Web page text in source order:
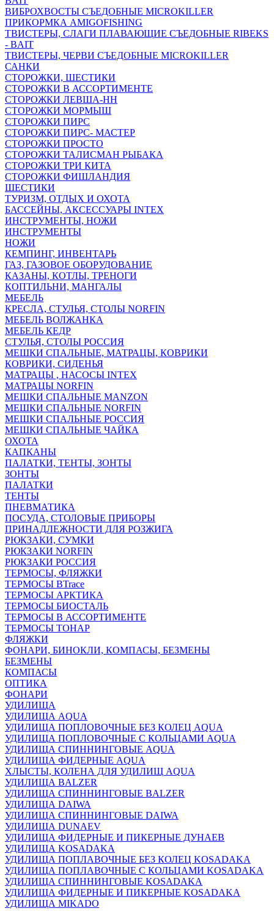
ВИБРОХВОСТЫ СЪЕДОБНЫЕ MICROKILLER
ПРИКОРМКА AMIGOFISHING
ТВИСТЕРЫ, СЛАГИ ПЛАВАЮЩИЕ СЪЕДОБНЫЕ RIBEKS
- BAIT
ТВИСТЕРЫ, ЧЕРВИ СЪЕДОБНЫЕ MICROKILLER
САНКИ
СТОРОЖКИ, ШЕСТИКИ
СТОРОЖКИ В АССОРТИМЕНТЕ
СТОРОЖКИ ЛЕВША-НН
СТОРОЖКИ МОРМЫШ
СТОРОЖКИ ПИРС
СТОРОЖКИ ПИРС- МАСТЕР
СТОРОЖКИ ПРОСТО
СТОРОЖКИ ТАЛИСМАН РЫБАКА
СТОРОЖКИ ТРИ КИТА
СТОРОЖКИ ФИШЛАНДИЯ
ШЕСТИКИ
ТУРИЗМ, ОТДЫХ И ОХОТА
БАССЕЙНЫ, АКСЕССУАРЫ INTEX
ИНСТРУМЕНТЫ, НОЖИ
ИНСТРУМЕНТЫ
НОЖИ
КЕМПИНГ, ИНВЕНТАРЬ
ГАЗ, ГАЗОВОЕ ОБОРУДОВАНИЕ
КАЗАНЫ, КОТЛЫ, ТРЕНОГИ
КОПТИЛЬНИ, МАНГАЛЫ
МЕБЕЛЬ
КРЕСЛА, СТУЛЬЯ, СТОЛЫ NORFIN
МЕБЕЛЬ ВОЛЖАНКА
МЕБЕЛЬ КЕДР
СТУЛЬЯ, СТОЛЫ РОССИЯ
МЕШКИ СПАЛЬНЫЕ, МАТРАЦЫ, КОВРИКИ
КОВРИКИ, СИДЕНЬЯ
МАТРАЦЫ , НАСОСЫ INTEX
МАТРАЦЫ NORFIN
МЕШКИ СПАЛЬНЫЕ MANZON
МЕШКИ СПАЛЬНЫЕ NORFIN
МЕШКИ СПАЛЬНЫЕ РОССИЯ
МЕШКИ СПАЛЬНЫЕ ЧАЙКА
ОХОТА
КАПКАНЫ
ПАЛАТКИ, ТЕНТЫ, ЗОНТЫ
ЗОНТЫ
ПАЛАТКИ
ТЕНТЫ
ПНЕВМАТИКА
ПОСУДА, СТОЛОВЫЕ ПРИБОРЫ
ПРИНАДЛЕЖНОСТИ ДЛЯ РОЗЖИГА
РЮКЗАКИ, СУМКИ
РЮКЗАКИ NORFIN
РЮКЗАКИ РОССИЯ
ТЕРМОСЫ, ФЛЯЖКИ
ТЕРМОСЫ BTrace
ТЕРМОСЫ АРКТИКА
ТЕРМОСЫ БИОСТАЛЬ
ТЕРМОСЫ В АССОРТИМЕНТЕ
ТЕРМОСЫ ТОНАР
ФЛЯЖКИ
ФОНАРИ, БИНОКЛИ, КОМПАСЫ, БЕЗМЕНЫ
БЕЗМЕНЫ
КОМПАСЫ
ОПТИКА
ФОНАРИ
УДИЛИЩА
УДИЛИЩА AQUA
УДИЛИЩА ПОПЛОВОЧНЫЕ БЕЗ КОЛЕЦ AQUA
УДИЛИЩА ПОПЛОВОЧНЫЕ С КОЛЬЦАМИ AQUA
УДИЛИЩА СПИННИНГОВЫЕ AQUA
УДИЛИЩА ФИДЕРНЫЕ AQUA
ХЛЫСТЫ, КОЛЕНА ДЛЯ УДИЛИЩ AQUA
УДИЛИЩА BALZER
УДИЛИЩА СПИННИНГОВЫЕ BALZER
УДИЛИЩА DAIWA
УДИЛИЩА СПИННИНГОВЫЕ DAIWA
УДИЛИЩА DUNAEV
УДИЛИЩА ФИДЕРНЫЕ И ПИКЕРНЫЕ ДУНАЕВ
УДИЛИЩА KOSADAKA
УДИЛИЩА ПОПЛАВОЧНЫЕ БЕЗ КОЛЕЦ KOSADAKA
УДИЛИЩА ПОПЛАВОЧНЫЕ С КОЛЬЦАМИ KOSADAKA
УДИЛИЩА СПИННИНГОВЫЕ KOSADAKA
УДИЛИЩА ФИДЕРНЫЕ И ПИКЕРНЫЕ KOSADAKA
УДИЛИЩА MIKADO